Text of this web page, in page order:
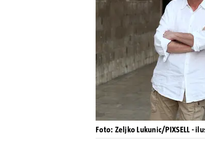
Foto: Zeljko Lukunic/PIXSELL -